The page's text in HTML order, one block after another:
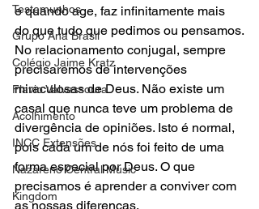
Testemunhos
Grupo Ana Brasil
Colégio Jaime Kratz
Flavio Valvassoura
Acolhimento
INCC Extensões
Nazareno Central Music
Kingdom
e quando age, faz infinitamente mais
do que tudo que pedimos ou pensamos.
No relacionamento conjugal, sempre
precisaremos de intervenções
miraculosas de Deus. Não existe um
casal que nunca teve um problema de
divergência de opiniões. Isto é normal,
pois cada um de nós foi feito de uma
forma especial por Deus. O que
precisamos é aprender a conviver com
as nossas diferenças.